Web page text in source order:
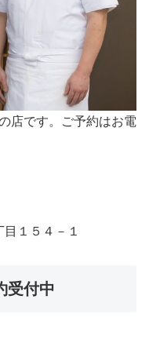
店です。ご予約はお電
１５４－１
受付中